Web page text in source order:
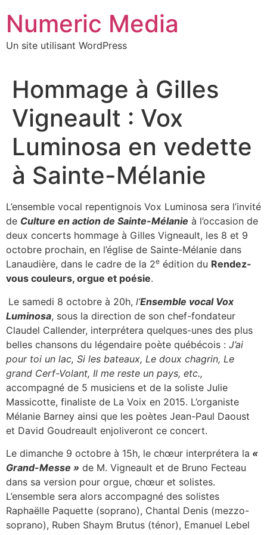
contenu
Numeric Media
Un site utilisant WordPress
Hommage à Gilles
Vigneault : Vox
Luminosa en vedette
à Sainte-Mélanie
L’ensemble vocal repentignois Vox Luminosa sera l’invité
de Culture en action de Sainte-Mélanie à l’occasion de
deux concerts hommage à Gilles Vigneault, les 8 et 9
octobre prochain, en l’église de Sainte-Mélanie dans
Lanaudière, dans le cadre de la 2e édition du Rendez-
vous couleurs, orgue et poésie.
Le samedi 8 octobre à 20h, l’Ensemble vocal Vox
Luminosa, sous la direction de son chef-fondateur
Claudel Callender, interprétera quelques-unes des plus
belles chansons du légendaire poète québécois : J’ai
pour toi un lac, Si les bateaux, Le doux chagrin, Le
grand Cerf-Volant, Il me reste un pays, etc.,
accompagné de 5 musiciens et de la soliste Julie
Massicotte, finaliste de La Voix en 2015. L’organiste
Mélanie Barney ainsi que les poètes Jean-Paul Daoust
et David Goudreault enjoliveront ce concert.
Le dimanche 9 octobre à 15h, le chœur interprétera la «
Grand-Messe » de M. Vigneault et de Bruno Fecteau
dans sa version pour orgue, chœur et solistes.
L’ensemble sera alors accompagné des solistes
Raphaëlle Paquette (soprano), Chantal Denis (mezzo-
soprano), Ruben Shaym Brutus (ténor), Emanuel Lebel